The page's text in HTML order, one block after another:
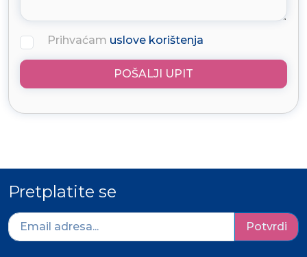
Prihvaćam uslove korištenja
POŠALJI UPIT
Pretplatite se
Potvrdi